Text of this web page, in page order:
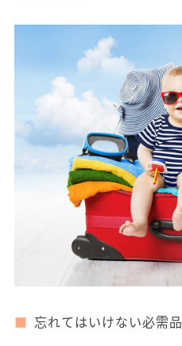
忘れてはいけない必需品